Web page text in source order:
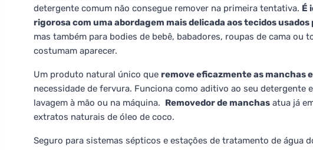
detergente comum não consegue remover na primeira tentativa. É
rigorosa com uma abordagem mais delicada aos tecidos usados
mas também para bodies de bebê, babadores, roupas de cama ou
costumam aparecer.
Um produto natural único que remove eficazmente as manchas
necessidade de fervura. Funciona como aditivo ao seu detergente
lavagem à mão ou na máquina. Removedor de manchas atua já
extratos naturais de óleo de coco.
Seguro para sistemas sépticos e estações de tratamento de água